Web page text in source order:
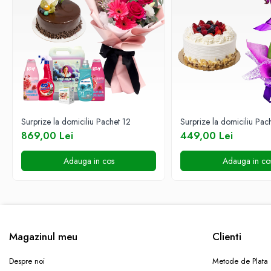
PLANTE
COMPOZIȚII PLANTE
COȘURI CU PLANTE
DE INTERIOR
PLANTE DE PRIMĂVARĂ
PLANTE DE SEZON
FUNERARE
ARANJAMENTE FUNERARE
BUCHETE FUNERARE
COROANE FLORI NATURALE
CADOURI ȘI ACCESORII
BĂUTURI
Surprize la domiciliu Pachet 12
869,00 Lei
Adauga in cos
Surprize la domiciliu
449,00 Lei
Adauga in
Magazinul meu
Despre noi
Clienti
Metode de Plata